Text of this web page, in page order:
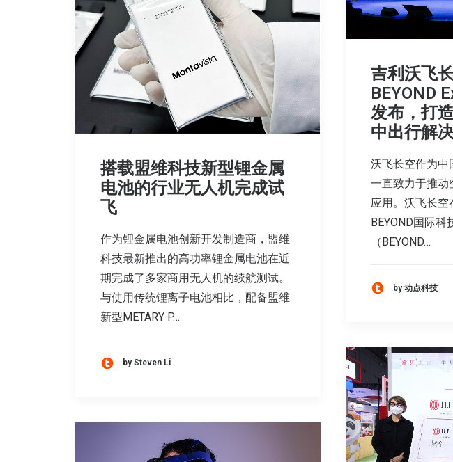
吉利沃飞
BEYOND
发布，打
中出行解
沃飞长空作为中
一直致力于推动
应用。沃飞长
BEYOND国际科
（BEYOND…
by 动点科技
搭载盟维科技新型锂金属
电池的行业无人机完成试
飞
作为锂金属电池创新开发制造商，盟维
科技最新推出的高功率锂金属电池在近
期完成了多家商用无人机的续航测试。
与使用传统锂离子电池相比，配备盟维
新型METARY P…
by Steven Li